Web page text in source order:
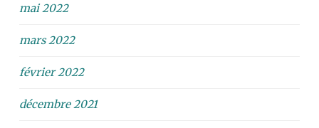
mai 2022
mars 2022
février 2022
décembre 2021